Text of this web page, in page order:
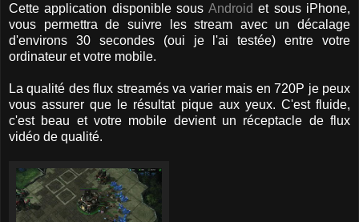
Cette application disponible sous Android et sous iPhone,
vous permettra de suivre les stream avec un décalage
d'environs 30 secondes (oui je l'ai testée) entre votre
ordinateur et votre mobile.
La qualité des flux streamés va varier mais en 720P je peux
vous assurer que le résultat pique aux yeux. C'est fluide,
c'est beau et votre mobile devient un réceptacle de flux
vidéo de qualité.